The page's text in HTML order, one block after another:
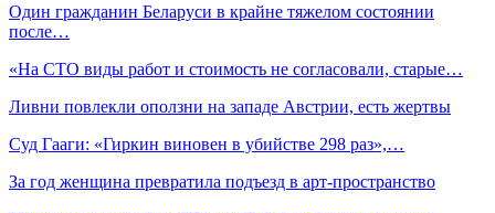
Один гражданин Беларуси в крайне тяжелом состоянии
после…
«На СТО виды работ и стоимость не согласовали, старые…
Ливни повлекли оползни на западе Австрии, есть жертвы
Суд Гааги: «Гиркин виновен в убийстве 298 раз»,…
За год женщина превратила подъезд в арт-пространство